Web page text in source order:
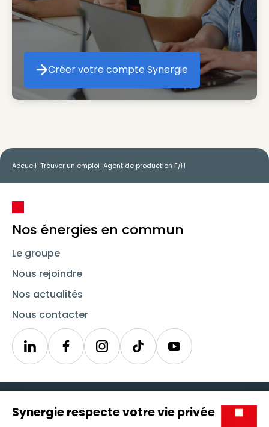
Créer votre compte Synergie
Créer votre compte Synergie
Accueil-Trouver un emploi-Agent de production F/H
Nos énergies en commun
Le groupe
Nous rejoindre
Nos actualités
Nous contacter
LinkedinSynergieInstagramTikTok Youtube
Icône d'illustration
Candidats